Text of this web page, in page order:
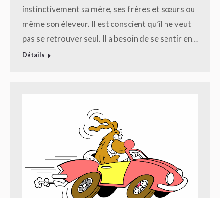
instinctivement sa mère, ses frères et sœurs ou
même son éleveur. Il est conscient qu’il ne veut
pas se retrouver seul. Il a besoin de se sentir en…
Détails